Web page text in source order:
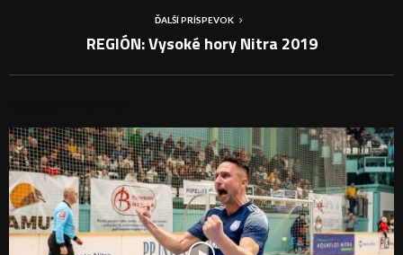
ĎALŠÍ PRÍSPEVOK
REGIÓN: Vysoké hory Nitra 2019